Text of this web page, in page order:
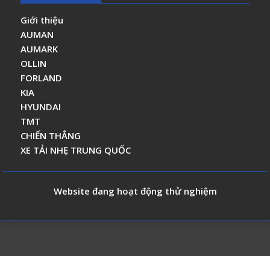
Giới thiệu
AUMAN
AUMARK
OLLIN
FORLAND
KIA
HYUNDAI
TMT
CHIẾN THẮNG
XE TẢI NHẸ TRUNG QUỐC
Website đang hoạt động thử nghiệm